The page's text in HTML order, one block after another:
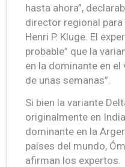
hasta ahora”,
director regional para
Henri P. Kluge. El
probable” que la
en la dominante en
de unas semanas”.
Si bien la variante
originalmente en
dominante en la
países del mundo,
afirman los expertos.